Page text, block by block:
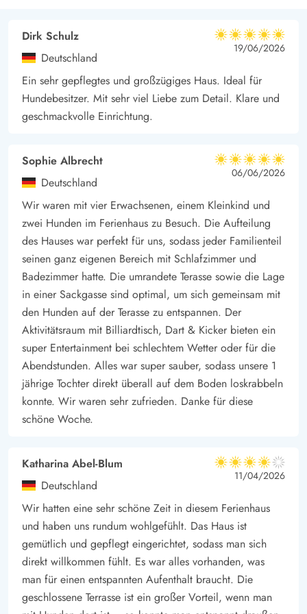
ihr eure Vorräte bequem auffüllen und regionale Produkte
entdecken. Bjerregård verbindet naturnahe Erholung und
praktischen Komfort – der perfekte Mix für einen schönen
Urlaub.
Dirk Schulz
Deutschland
5 von 5
5 von 5
5 out of 5
19/06/2026
Ein sehr gepflegtes und großzügiges Haus. Ideal für
Hundebesitzer. Mit sehr viel Liebe zum Detail. Klare und
geschmackvolle Einrichtung.
Sophie Albrecht
Deutschland
5 von 5
5 von 5
5 out of 5
06/06/2026
Wir waren mit vier Erwachsenen, einem Kleinkind und
zwei Hunden im Ferienhaus zu Besuch. Die Aufteilung
des Hauses war perfekt für uns, sodass jeder Familienteil
seinen ganz eigenen Bereich mit Schlafzimmer und
Badezimmer hatte. Die umrandete Terasse sowie die Lage
in einer Sackgasse sind optimal, um sich gemeinsam mit
den Hunden auf der Terasse zu entspannen. Der
Aktivitätsraum mit Billiardtisch, Dart & Kicker bieten ein
super Entertainment bei schlechtem Wetter oder für die
Abendstunden. Alles war super sauber, sodass unsere 1
jährige Tochter direkt überall auf dem Boden loskrabbeln
konnte. Wir waren sehr zufrieden. Danke für diese
schöne Woche.
Katharina Abel-Blum
Deutschland
4 von 5
4 von 5
4 out of 5
11/04/2026
Wir hatten eine sehr schöne Zeit in diesem Ferienhaus
und haben uns rundum wohlgefühlt. Das Haus ist
gemütlich und gepflegt eingerichtet, sodass man sich
direkt willkommen fühlt. Es war alles vorhanden, was
man für einen entspannten Aufenthalt braucht. Die
geschlossene Terrasse ist ein großer Vorteil, wenn man